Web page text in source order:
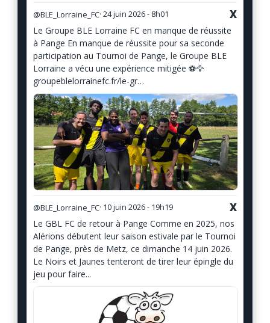
@BLE_Lorraine_FC· 24 juin 2026 - 8h01 X
Le Groupe BLE Lorraine FC en manque de réussite
à Pange En manque de réussite pour sa seconde
participation au Tournoi de Pange, le Groupe BLE
Lorraine a vécu une expérience mitigée ⚽️🦅
groupeblelorrainefc.fr/le-gr…
@BLE_Lorraine_FC· 10 juin 2026 - 19h19 X
Le GBL FC de retour à Pange Comme en 2025, nos
Alérions débutent leur saison estivale par le Tournoi
de Pange, près de Metz, ce dimanche 14 juin 2026.
Le Noirs et Jaunes tenteront de tirer leur épingle du
jeu pour faire...